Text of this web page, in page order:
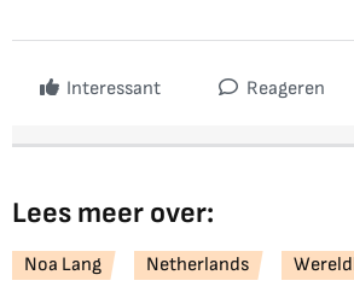
Interessant Reageren
Lees meer over:
Noa Lang Netherlands